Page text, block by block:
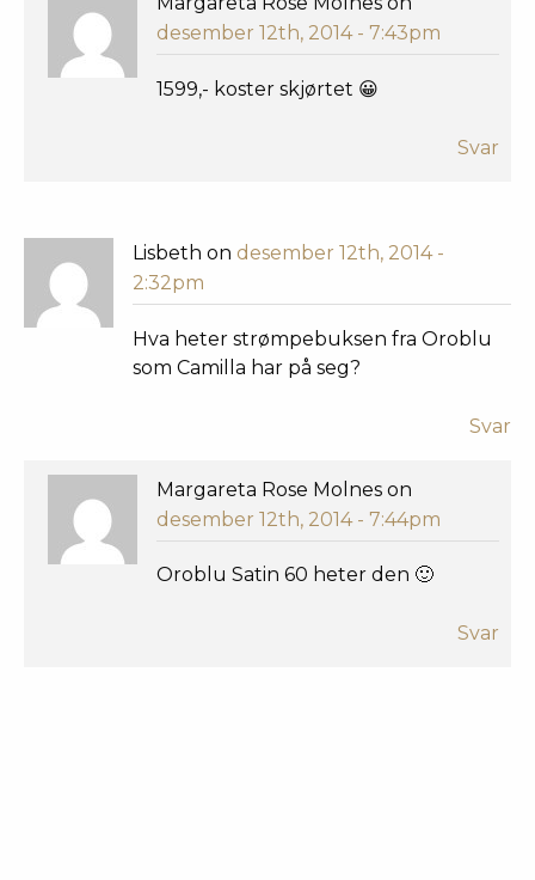
desember 12th, 2014 - 7:43pm
1599,- koster skjørtet 😀
Svar
Lisbeth on desember 12th, 2014 -
2:32pm
Hva heter strømpebuksen fra Oroblu
som Camilla har på seg?
Svar
Margareta Rose Molnes on
desember 12th, 2014 - 7:44pm
Oroblu Satin 60 heter den 🙂
Svar